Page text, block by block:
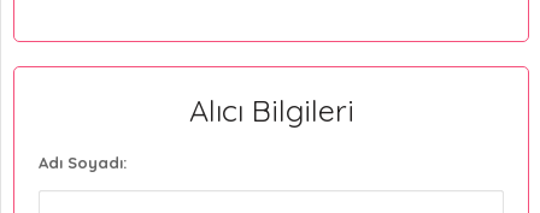
Alıcı Bilgileri
Adı Soyadı: